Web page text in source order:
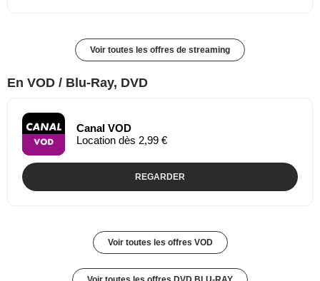
Voir toutes les offres de streaming
En VOD / Blu-Ray, DVD
Canal VOD
Location dès 2,99 €
REGARDER
Voir toutes les offres VOD